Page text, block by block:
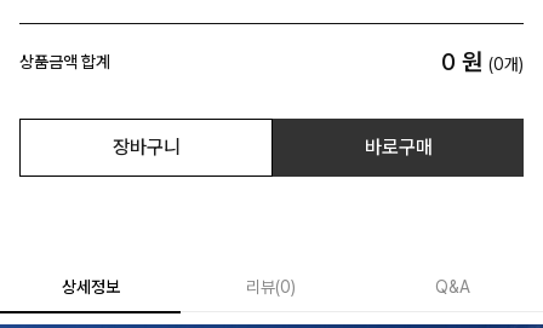
상품금액 합계 0 원 (0개)
장바구니 바로구매
상세정보 리뷰(0) Q&A